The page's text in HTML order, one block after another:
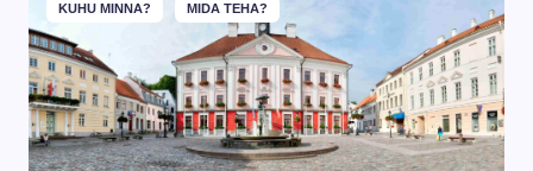
KUHU MINNA? MIDA TEHA?